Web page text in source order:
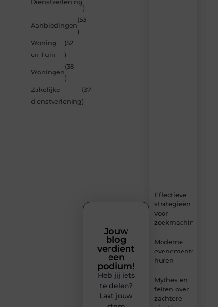
Dienstverlening
)
Aanbiedingen
(53
)
Woning
en Tuin
(52
)
Woningen
(38
)
Zakelijke
dienstverlening
(37
)
Effectieve
strategieën
voor
Moderne
evenementenvloer
huren
Mythes en
feiten over
zachtere
Jouw
blog
verdient
een
podium!
Heb jij iets
te delen?
Laat jouw